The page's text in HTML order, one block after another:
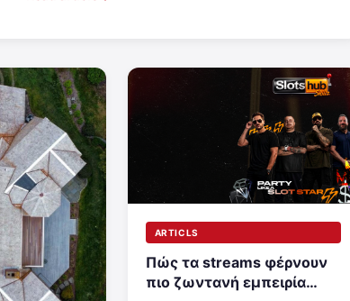
ARTICLS
Πώς τα streams φέρνουν
πιο ζωντανή εμπειρία